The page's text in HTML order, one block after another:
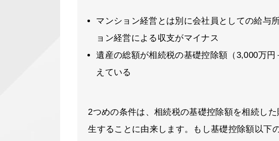
マンション経営とは別に会社員としての給与
ョン経営による収支がマイナス
遺産の総額が相続税の基礎控除額（3,000万
えている
2つめの条件は、相続税の基礎控除額を相続し
生することに由来します。もし基礎控除額以下